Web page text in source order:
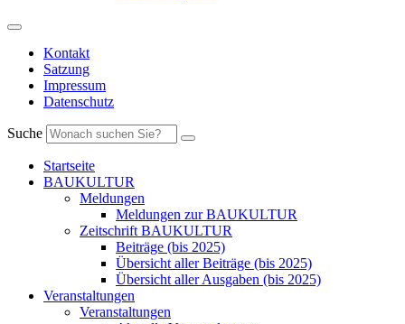
Kontakt
Satzung
Impressum
Datenschutz
Suche
Startseite
BAUKULTUR
Meldungen
Meldungen zur BAUKULTUR
Zeitschrift BAUKULTUR
Beiträge (bis 2025)
Übersicht aller Beiträge (bis 2025)
Übersicht aller Ausgaben (bis 2025)
Veranstaltungen
Veranstaltungen